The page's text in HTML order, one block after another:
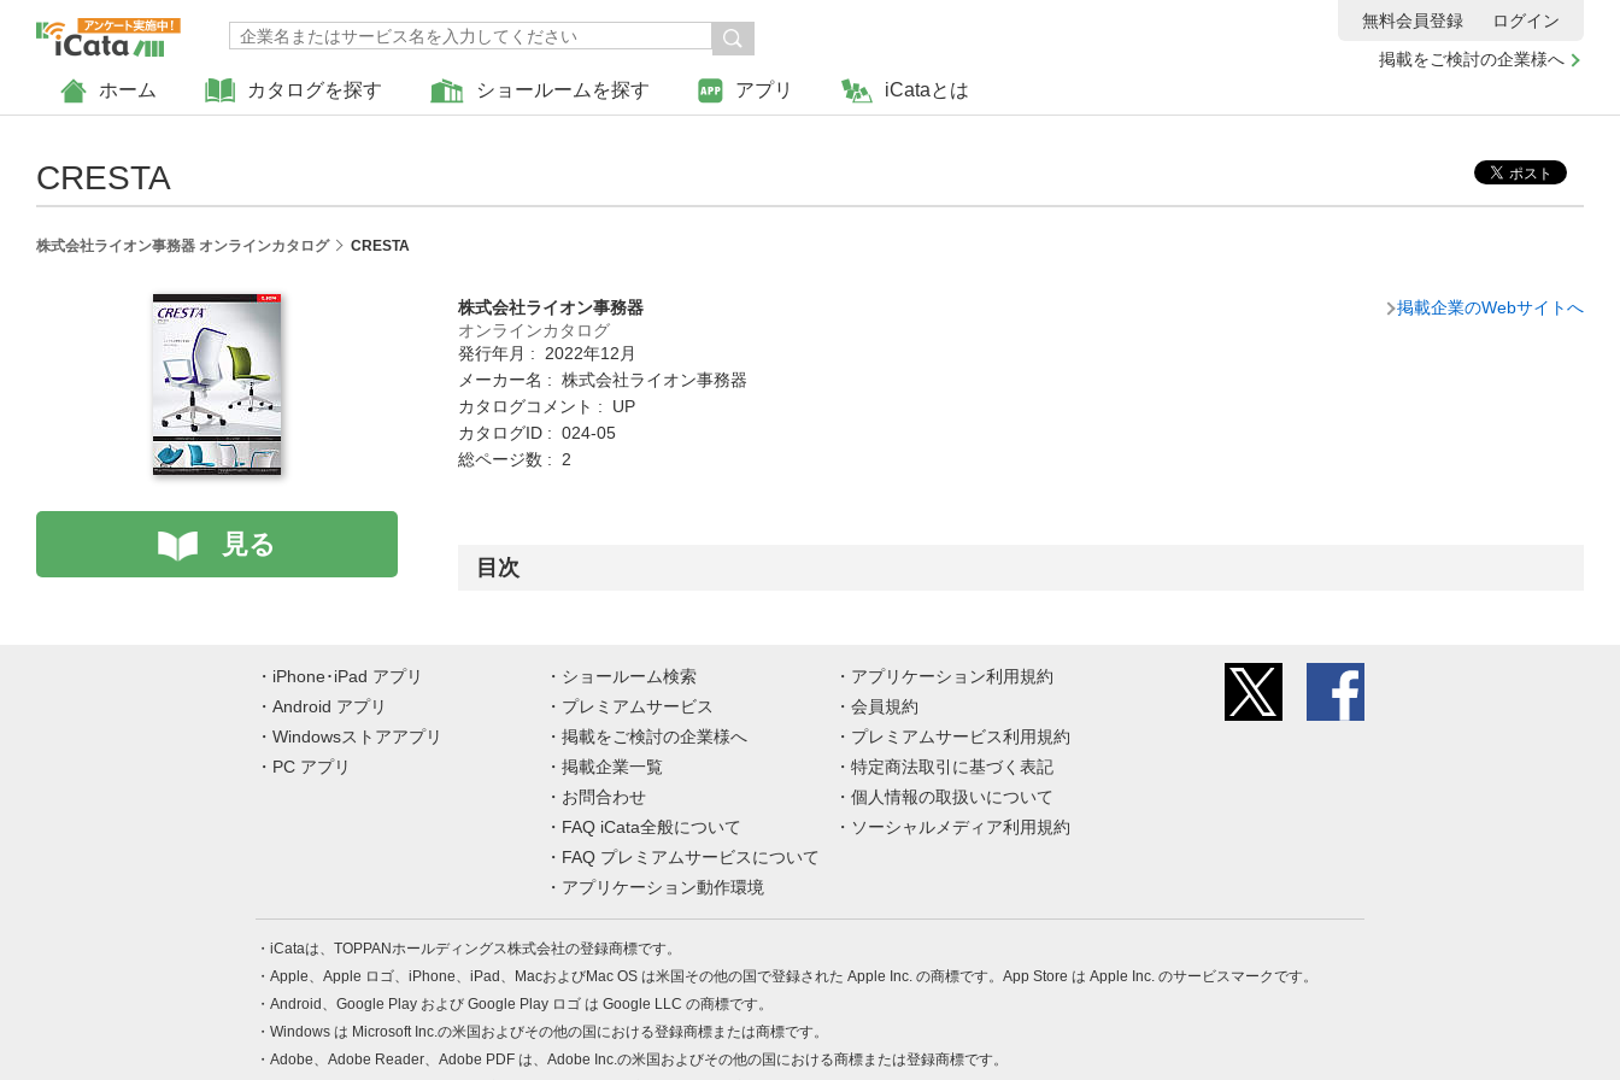
ホーム カタログを探す ショールームを探す アプリ iCataとは
掲載をご検討の企業様へ
無料会員登録 ログイン
CRESTA
株式会社ライオン事務器 オンラインカタログ CRESTA
見る
株式会社ライオン事務器
オンラインカタログ
発行年月 : 2022年12月
メーカー名 : 株式会社ライオン事務器
カタログコメント : UP
カタログID : 024-05
総ページ数 : 2
掲載企業のWebサイトへ
目次
iPhone･iPad アプリ
Android アプリ
Windowsストアアプリ
PC アプリ
ショールーム検索
プレミアムサービス
掲載をご検討の企業様へ
掲載企業一覧
お問合わせ
FAQ iCata全般について
FAQ プレミアムサービスについて
アプリケーション動作環境
アプリケーション利用規約
会員規約
プレミアムサービス利用規約
特定商法取引に基づく表記
個人情報の取扱いについて
ソーシャルメディア利用規約
iCataは、TOPPANホールディングス株式会社の登録商標です。
Apple、Apple ロゴ、iPhone、iPad、MacおよびMac OS は米国その他の国で登録された Apple Inc. の商標です。App Store は Apple Inc. のサービスマークです。
Android、Google Play および Google Play ロゴ は Google LLC の商標です。
Windows は Microsoft Inc.の米国およびその他の国における登録商標または商標です。
Adobe、Adobe Reader、Adobe PDF は、Adobe Inc.の米国およびその他の国における商標または登録商標です。